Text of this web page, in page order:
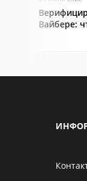
Вайбере: